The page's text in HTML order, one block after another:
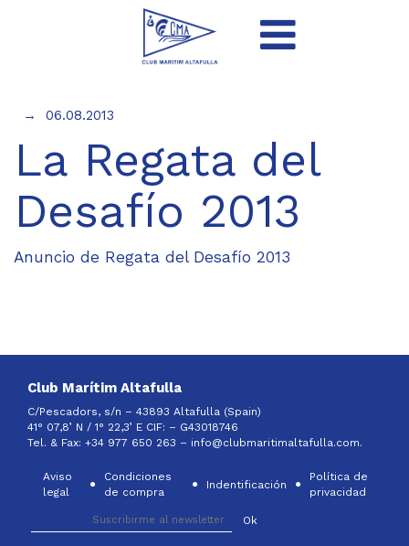
06.08.2013
La Regata del
Desafío 2013
Anuncio de Regata del Desafío 2013
Club Marítim Altafulla
C/Pescadors, s/n – 43893 Altafulla (Spain)
41° 07,8’ N / 1° 22,3’ E CIF: – G43018746
Tel. & Fax: +34 977 650 263 – info@clubmaritimaltafulla.com.
Aviso
legal
Condiciones
de compra
Indentificación
Política de
privacidad